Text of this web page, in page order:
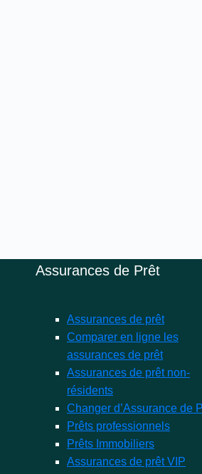
Assurances de Prêt
Assurances de prêt
Comparer en ligne les
assurances de prêt
Assurances de prêt non-
résidents
Changer d’Assurance de
Prêts professionnels
Prêts Immobiliers
Assurances de prêt VIP